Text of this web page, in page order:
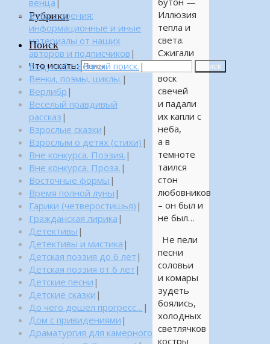
Рубрики
Поиск
Что искать: Поиск
Иллюзия
тепла и
света.
Сжигали
воск
свечей
и падали
их капли с
неба,
а в
темноте
таился
стон
любовников
– он был и
не был…
Не пели
песни
соловьи
и комары
зудеть
боялись,
холодных
светлячков
костры
венца |
В поле зрения:
информационные и иные
материалы от наших
авторов и подписчиков |
Веду собственный поиск. |
Венки, поэмы, циклы. |
Верлибр |
Веселый правдивый
рассказ |
Взрослые сказки |
Взрослым о детях (стихи) |
Вне конкурса. Поэзия. |
Вне конкурса. Проза. |
Восточные формы |
Время полной луны |
Гарики (четверостишья) |
Гражданская лирика |
Детективы |
Детективы и мистика |
Детская поэзия до 6 лет |
Детская поэзия от 6 лет |
Детские песни |
Детские сказки |
До чего дошел прогресс… |
Дом с привидениями |
Драматургия для камерного